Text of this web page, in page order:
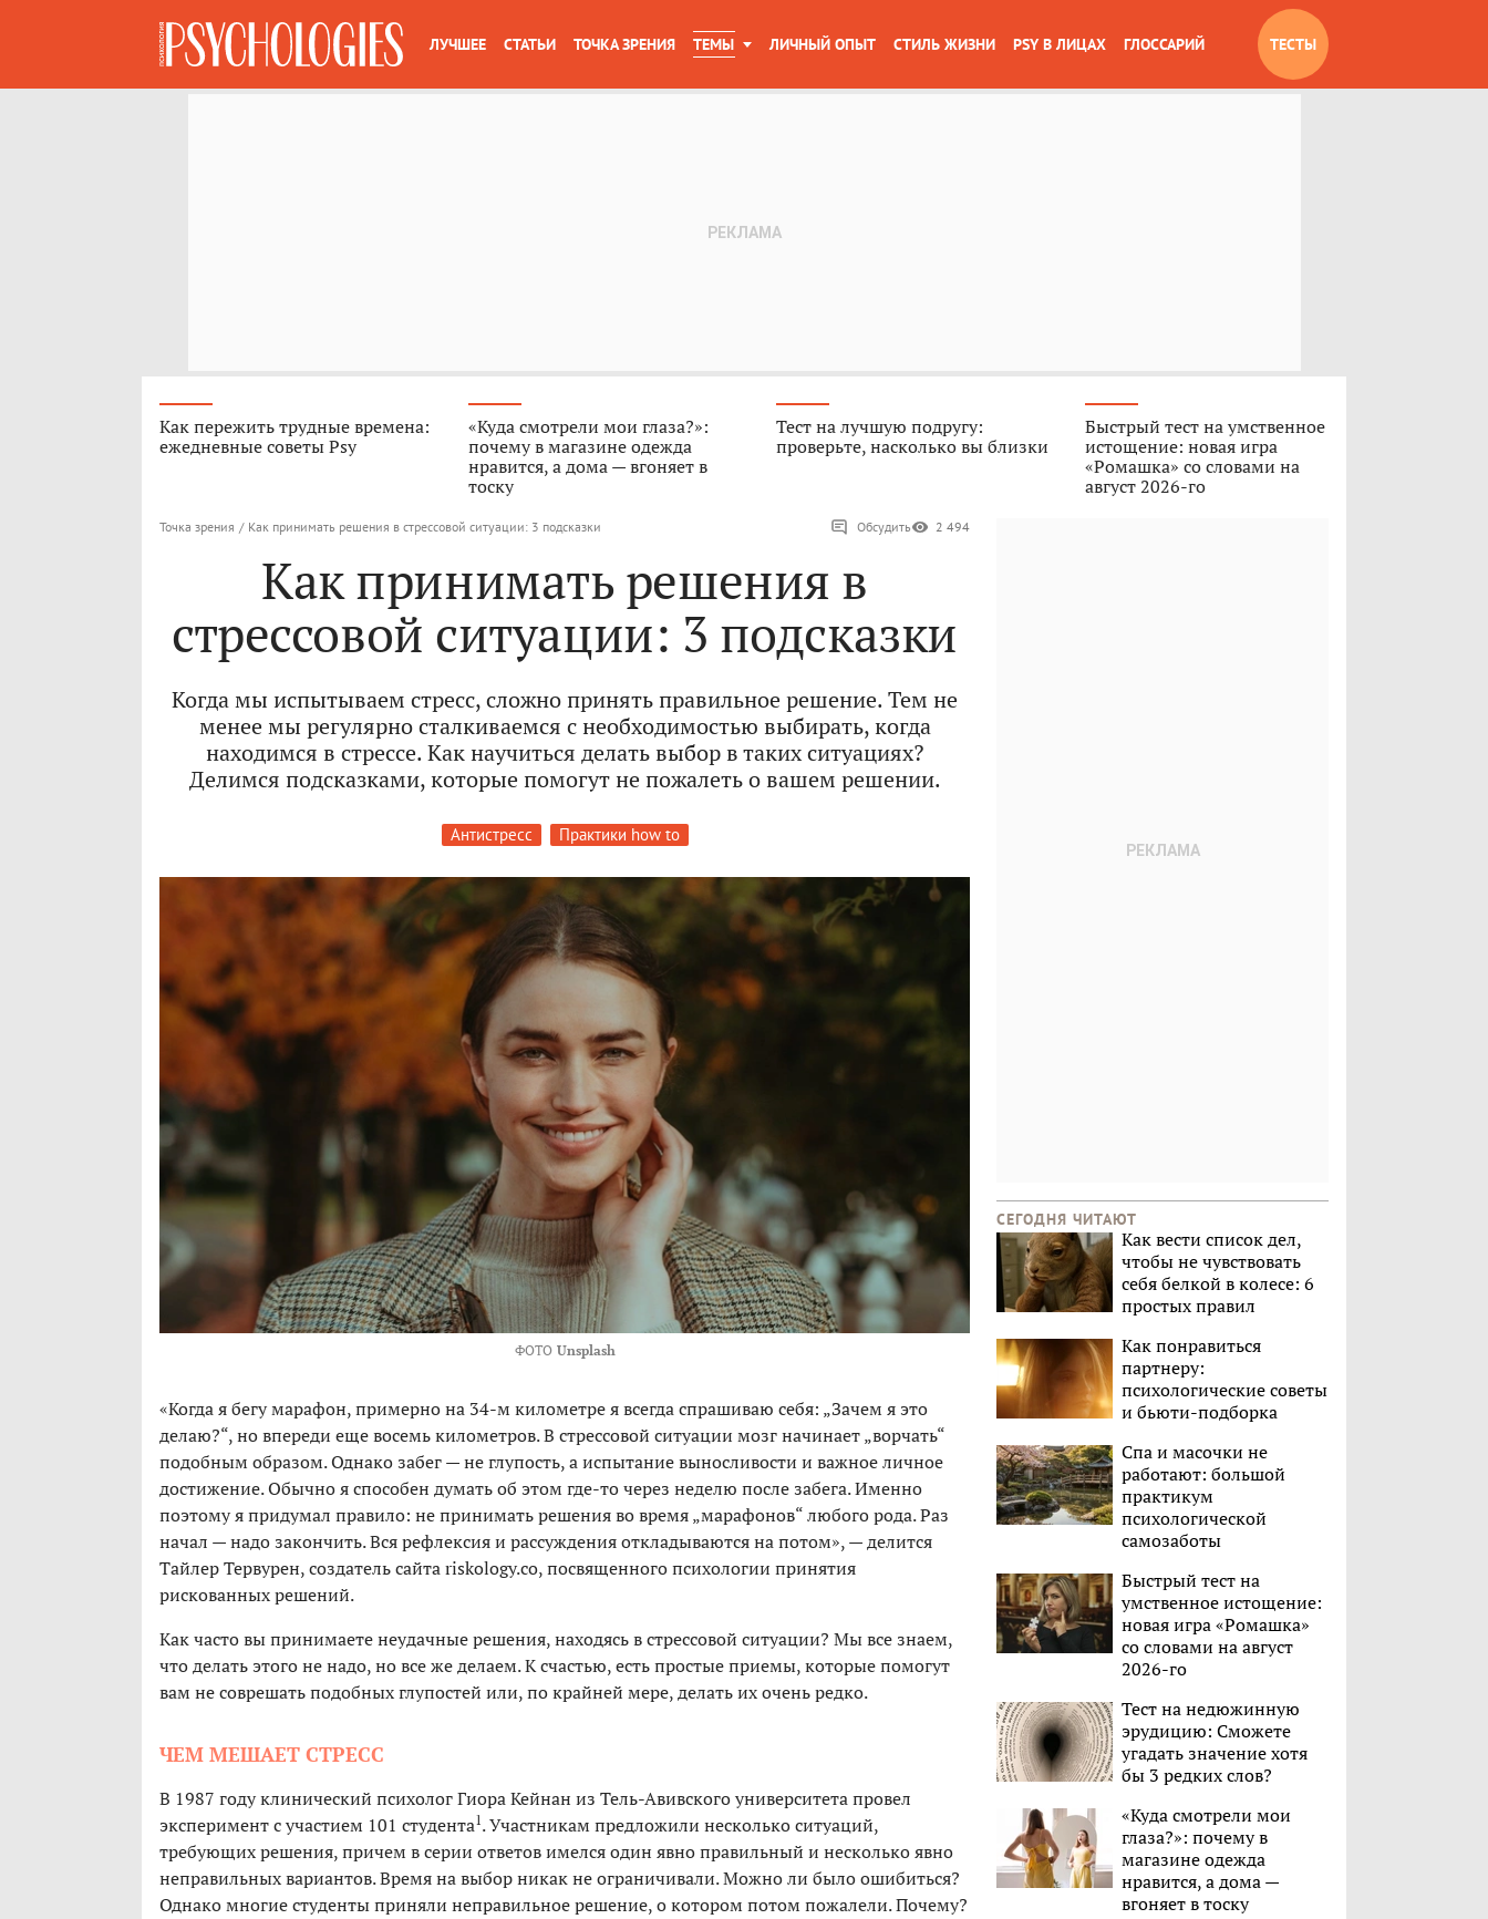
ЛУЧШЕЕ СТАТЬИ ТОЧКА ЗРЕНИЯ ТЕМЫ ЛИЧНЫЙ ОПЫТ СТИЛЬ ЖИЗНИ PSY В ЛИЦАХ ГЛОССАРИЙ ТЕСТЫ
Как пережить трудные времена:
ежедневные советы Psy
«Куда смотрели мои глаза?»:
почему в магазине одежда
нравится, а дома — вгоняет в
тоску
Тест на лучшую подругу:
проверьте, насколько вы близки
Быстрый тест на умственное
истощение: новая игра
«Ромашка» со словами на
август 2026-го
Точка зрения / Как принимать решения в стрессовой ситуации: 3 подсказки Обсудить 2 494
Как принимать решения в
стрессовой ситуации: 3 подсказки
Когда мы испытываем стресс, сложно принять правильное решение. Тем не
менее мы регулярно сталкиваемся с необходимостью выбирать, когда
находимся в стрессе. Как научиться делать выбор в таких ситуациях?
Делимся подсказками, которые помогут не пожалеть о вашем решении.
Антистресс Практики how to
ФОТО Unsplash
«Когда я бегу марафон, примерно на 34-м километре я всегда спрашиваю себя: „Зачем я это
делаю?“, но впереди еще восемь километров. В стрессовой ситуации мозг начинает „ворчать“
подобным образом. Однако забег — не глупость, а испытание выносливости и важное личное
достижение. Обычно я способен думать об этом где-то через неделю после забега. Именно
поэтому я придумал правило: не принимать решения во время „марафонов“ любого рода. Раз
начал — надо закончить. Вся рефлексия и рассуждения откладываются на потом», — делится
Тайлер Тервурен, создатель сайта riskology.co, посвященного психологии принятия
рискованных решений.
Как часто вы принимаете неудачные решения, находясь в стрессовой ситуации? Мы все знаем,
что делать этого не надо, но все же делаем. К счастью, есть простые приемы, которые помогут
вам не соврешать подобных глупостей или, по крайней мере, делать их очень редко.
ЧЕМ МЕШАЕТ СТРЕСС
В 1987 году клинический психолог Гиора Кейнан из Тель-Авивского университета провел
эксперимент с участием 101 студента1. Участникам предложили несколько ситуаций,
требующих решения, причем в серии ответов имелся один явно правильный и несколько явно
неправильных вариантов. Время на выбор никак не ограничивали. Можно ли было ошибиться?
Однако многие студенты приняли неправильное решение, о котором потом пожалели. Почему?
СЕГОДНЯ ЧИТАЮТ
Как вести список дел,
чтобы не чувствовать
себя белкой в колесе: 6
простых правил
Как понравиться
партнеру:
психологические советы
и бьюти-подборка
Спа и масочки не
работают: большой
практикум
психологической
самозаботы
Быстрый тест на
умственное истощение:
новая игра «Ромашка»
со словами на август
2026-го
Тест на недюжинную
эрудицию: Сможете
угадать значение хотя
бы 3 редких слов?
«Куда смотрели мои
глаза?»: почему в
магазине одежда
нравится, а дома —
вгоняет в тоску